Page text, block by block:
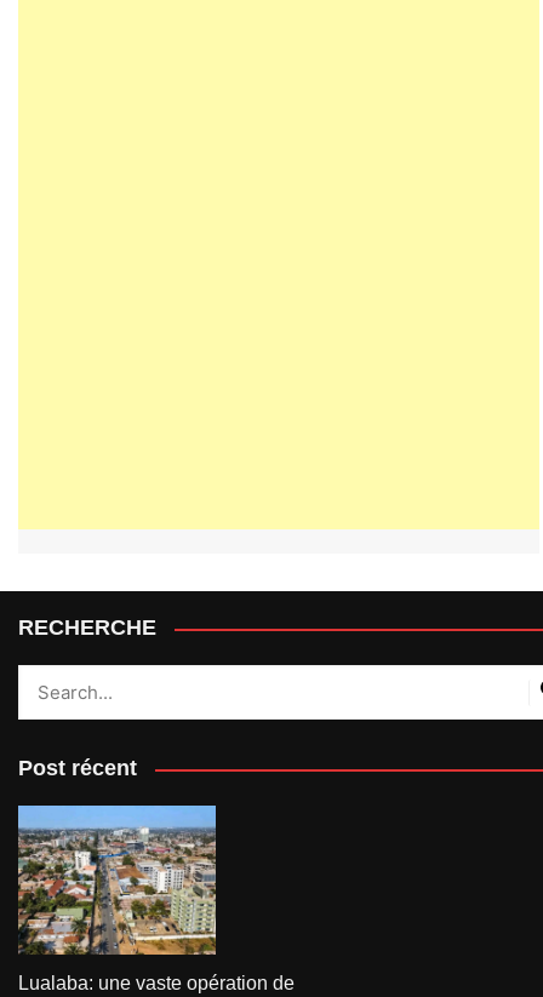
RECHERCHE
Post récent
Lualaba: une vaste opération de